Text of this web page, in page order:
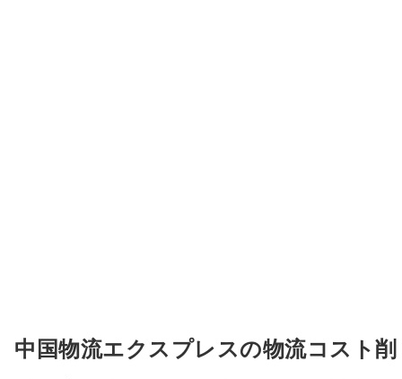
中国物流エクスプレスの物流コスト削